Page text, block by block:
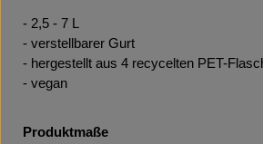
- 2,5 - 7 L
- verstellbarer Gurt
- hergestellt aus 4 recycelten PET-
- vegan
Produktmaße